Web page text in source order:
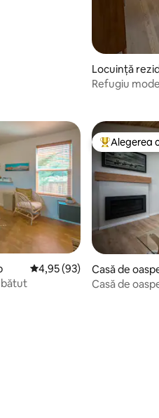
Locuință
Refugiu
Alegerea oaspeților
Scor mediu de 4,95 din 5,
4,95 (93)
bătut
Locuință
Alegerea
Casă de
Casă de